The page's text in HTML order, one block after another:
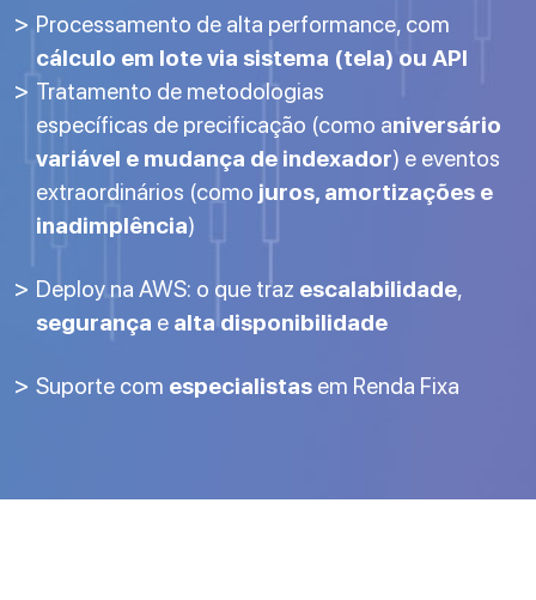
Processamento de alta performance, com
cálculo em lote via sistema (tela) ou API
Tratamento de metodologias
específicas de precificação (como aniversário
variável e mudança de indexador) e eventos
extraordinários (como juros, amortizações e
inadimplência)
Deploy na AWS: o que traz escalabilidade,
segurança e alta disponibilidade
Suporte com especialistas em Renda Fixa